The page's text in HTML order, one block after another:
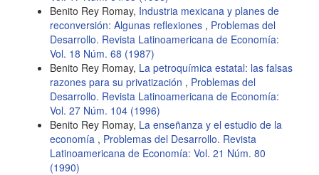
Benito Rey Romay, Industria mexicana y planes de
reconversión: Algunas reflexiones , Problemas del
Desarrollo. Revista Latinoamericana de Economía:
Vol. 18 Núm. 68 (1987)
Benito Rey Romay, La petroquímica estatal: las falsas
razones para su privatización , Problemas del
Desarrollo. Revista Latinoamericana de Economía:
Vol. 27 Núm. 104 (1996)
Benito Rey Romay, La enseñanza y el estudio de la
economía , Problemas del Desarrollo. Revista
Latinoamericana de Economía: Vol. 21 Núm. 80
(1990)